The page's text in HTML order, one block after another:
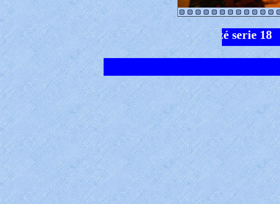
naar taizé serie 18